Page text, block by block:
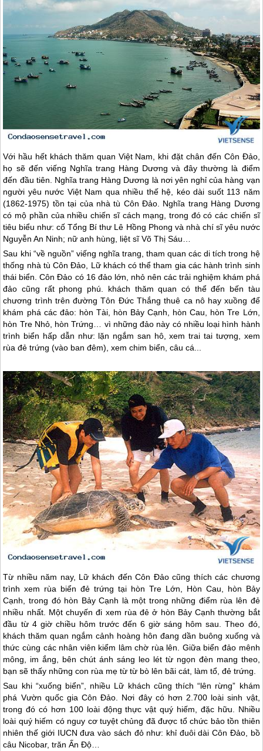
Với hầu hết khách thăm quan Việt Nam, khi đặt chân đến Côn Đảo,
họ sẽ đến viếng Nghĩa trang Hàng Dương và đây thường là điểm
đến đầu tiên. Nghĩa trang Hàng Dương là nơi yên nghỉ của hàng vạn
người yêu nước Việt Nam qua nhiều thế hệ, kéo dài suốt 113 năm
(1862-1975) tồn tại của nhà tù Côn Đảo . Nghĩa trang Hàng Dương
có mộ phần của nhiều chiến sĩ cách mạng, trong đó có các chiến sĩ
tiêu biểu như: cố Tổng Bí thư Lê Hồng Phong và nhà chí sĩ yêu nước
Nguyễn An Ninh; nữ anh hùng, liệt sĩ Võ Thị Sáu…
Sau khi “về nguồn” viếng nghĩa trang, tham quan các di tích trong hệ
thống nhà tùCôn Đảo , Lữ khách có thể tham gia các hành trình sinh
thái biển.Côn Đảo có 16 đảo lớn, nhỏ nên các trải nghiệm khám phá
đảo cũng rất phong phú. khách thăm quan có thể đến bến tàu
chương trình trên đường Tôn Đức Thắng thuê ca nô hay xuồng để
khám phá các đảo: hòn Tài, hòn Bảy Cạnh, hòn Cau, hòn Tre Lớn,
hòn Tre Nhỏ, hòn Trứng… vì những đảo này có nhiều loại hình hành
trình biển hấp dẫn như: lặn ngắm san hô, xem trai tai tượng, xem
rùa đẻ trứng (vào ban đêm), xem chim biển, câu cá...
Từ nhiều năm nay, Lữ khách đếnCôn Đảocũng thích các chương
trình xem rùa biển đẻ trứng tại hòn Tre Lớn, Hòn Cau, hòn Bảy
Cạnh, trong đó hòn Bảy Cạnh là một trong những điểm rùa lên đẻ
nhiều nhất. Một chuyến đi xem rùa đẻ ở hòn Bảy Cạnh thường bắt
đầu từ 4 giờ chiều hôm trước đến 6 giờ sáng hôm sau. Theo đó,
khách thăm quan ngắm cảnh hoàng hôn đang dần buông xuống và
thức cùng các nhân viên kiểm lâm chờ rùa lên. Giữa biển đảo mênh
mông, im ắng, bên chút ánh sáng leo lét từ ngọn đèn mang theo,
bạn sẽ thấy những con rùa mẹ từ từ bò lên bãi cát, làm tổ, đẻ trứng.
Sau khi “xuống biển”, nhiều Lữ khách cũng thích “lên rừng” khám
phá Vườn quốc giaCôn Đảo. Nơi đây có hơn 2.700 loài sinh vật,
trong đó có hơn 100 loài động thực vật quý hiếm, đặc hữu. Nhiều
loài quý hiếm có nguy cơ tuyệt chủng đã được tổ chức bảo tồn thiên
nhiên thế giới IUCN đưa vào sách đỏ như: khỉ đuôi dàiCôn Đảo, bồ
câu Nicobar, trăn Ấn Độ…